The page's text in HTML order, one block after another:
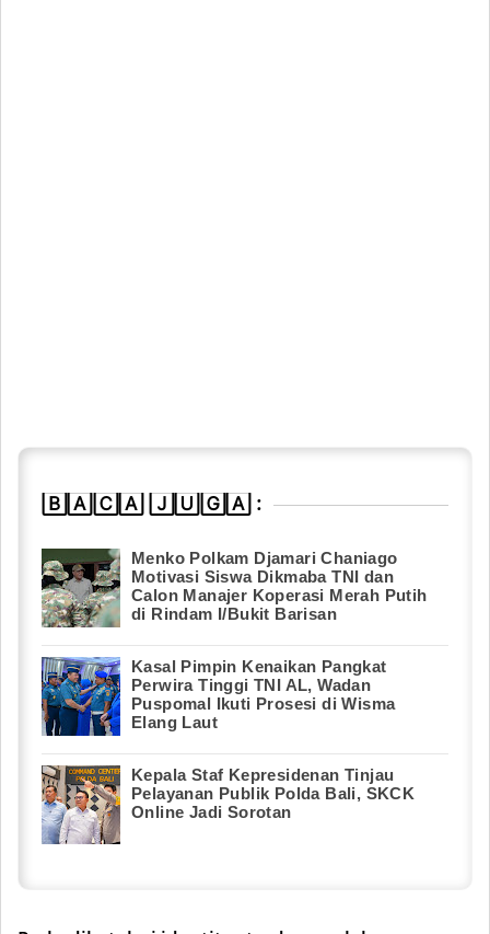
🄱🄰🄲🄰 🄹🅄🄶🄰 :
Menko Polkam Djamari Chaniago
Motivasi Siswa Dikmaba TNI dan
Calon Manajer Koperasi Merah Putih
di Rindam I/Bukit Barisan
Kasal Pimpin Kenaikan Pangkat
Perwira Tinggi TNI AL, Wadan
Puspomal Ikuti Prosesi di Wisma
Elang Laut
Kepala Staf Kepresidenan Tinjau
Pelayanan Publik Polda Bali, SKCK
Online Jadi Sorotan